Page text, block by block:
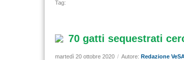
Tag:
70 gatti sequestrati
martedì 20 ottobre 2020 / Autore: Redazione